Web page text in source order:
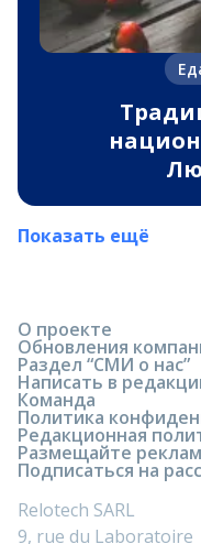
Показать ещё
О проекте
Обновления
Раздел “СМИ о нас”
Написать в
Команда
Политика
Редакционная
Размещайте
Подписаться на
Relotech SARL
9, rue du Laboratoire